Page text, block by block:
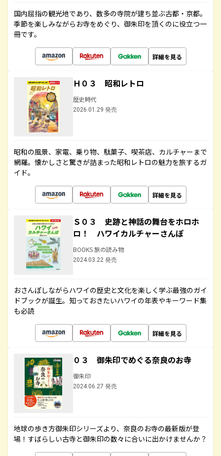
国内屈指の観光地であり、数多の寺院が建ち並ぶ古都・京都。
季節を楽しみながらお寺をめぐり、御朱印を頂くのに役立つ一
冊です。
詳細を見る
Ｈ０３ 昭和レトロ
歴史時代
2026.01.29 発売
昭和の風景、家電、乗り物、駄菓子、喫茶店、カルチャーまで
網羅。懐かしさと驚きが詰まった昭和レトロの魅力を旅するガ
イド。
詳細を見る
Ｓ０３ 史跡と神話の舞台をホロホ
ロ！ ハワイカルチャーさんぽ
BOOKS 旅の読み物
2024.03.22 発売
おさんぽしながらハワイの歴史と文化を楽しく学ぶ最強のガイ
ドブックが誕生。知っておきたいハワイの年表やキーワード集
も必読
詳細を見る
０３ 御朱印でめぐる奈良のお寺
御朱印
2024.06.27 発売
地球の歩き方御朱印シリーズより、奈良のお寺の最新版が登
場！すばらしい古寺と御朱印の数々に合いに出かけませんか？